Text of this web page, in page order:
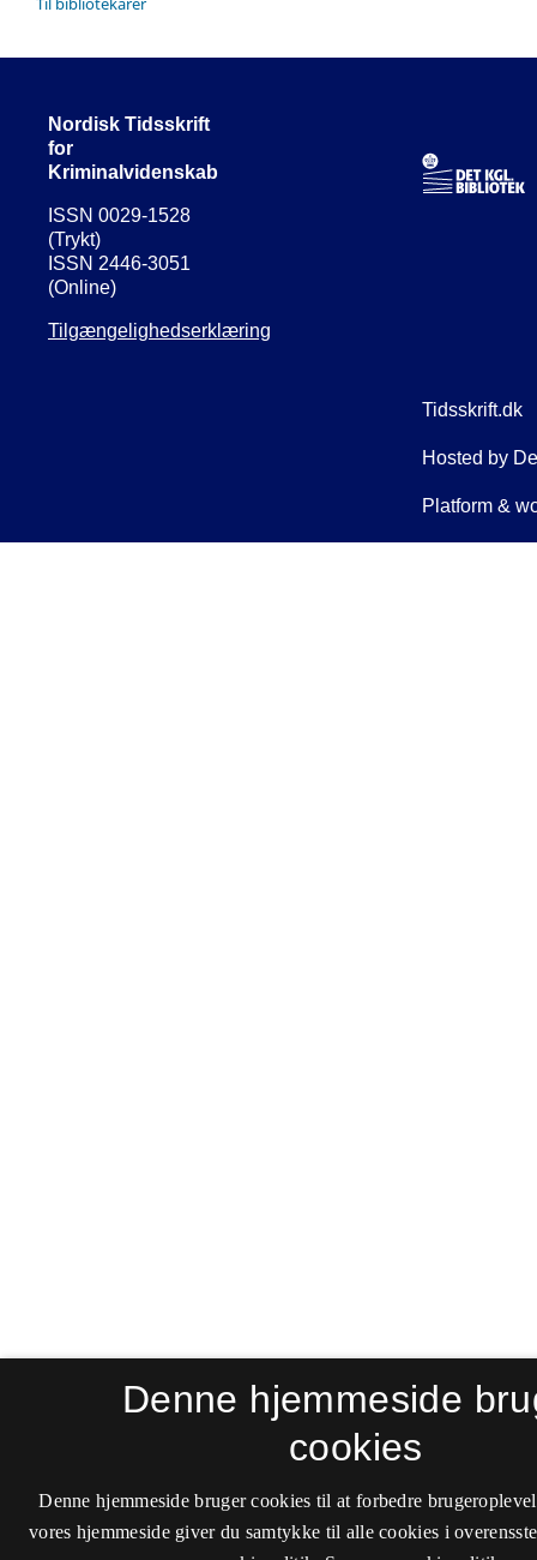
Nordisk Tidsskrift
for
Kriminalvidenskab
ISSN 0029-1528
(Trykt)
ISSN 2446-3051
(Online)
Tilgængelighedserklæring
Denne hjemmeside
cookies
Denne hjemmeside bruger cookies til at forbedre
vores hjemmeside giver du samtykke til alle cookies i